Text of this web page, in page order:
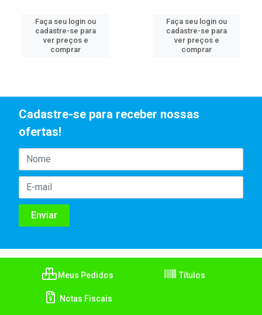
Faça seu login ou
cadastre-se para
ver preços e
comprar
Faça seu login ou
cadastre-se para
ver preços e
comprar
Cadastre-se para receber nossas
ofertas!
Meus Pedidos Títulos
Notas Fiscais